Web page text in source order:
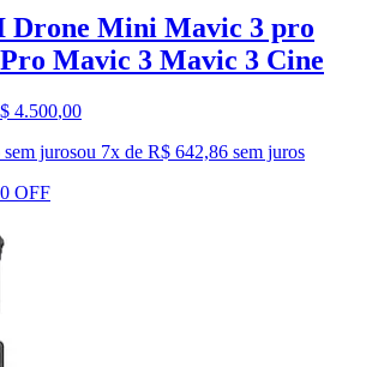
Drone Mini Mavic 3 pro
Mavic 3 Mavic 3 Cine
4.500,00
jurosou 7x de R$ 642,86 sem juros
OFF